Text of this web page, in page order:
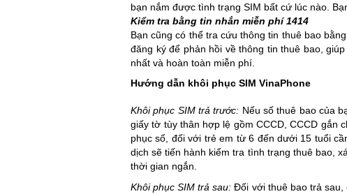
bạn nắm được tình trạng SIM bất cứ lúc nào.
Kiểm tra bằng tin nhắn miễn phí 1414
Bạn cũng có thể tra cứu thông tin thuê bao
đăng ký để phản hồi về thông tin thuê bao,
nhất và hoàn toàn miễn phí.
Hướng dẫn khôi phục SIM VinaPhone
Khôi phục SIM trả trước: Nếu số thuê bao của
giấy tờ tùy thân hợp lệ gồm CCCD, CCCD gắn
phục số, đối với trẻ em từ 6 đến dưới 15 tuổi
dịch sẽ tiến hành kiểm tra tình trạng thuê bao,
thời gian ngắn.
Khôi phục SIM trả sau: Đối với thuê bao trả sau,